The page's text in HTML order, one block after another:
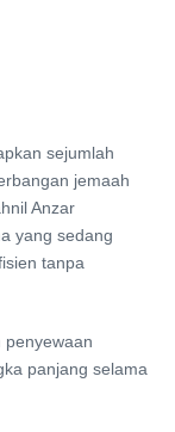
sejumlah
jemaah
Anzar
yang sedang
tanpa
penyewaan
panjang selama